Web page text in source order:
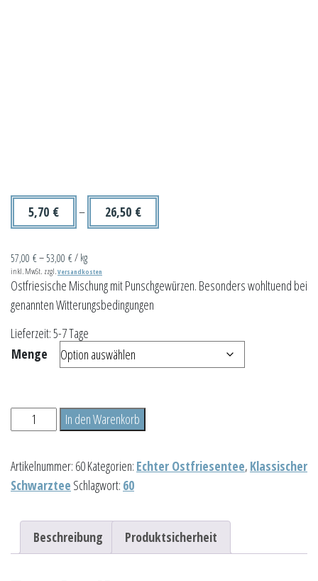
5,70 € – 26,50 €
57,00 €– 53,00 €/ kg
inkl. MwSt. zzgl. Versandkosten
Ostfriesische Mischung mit Punschgewürzen. Besonders wohltuend bei
genannten Witterungsbedingungen
Lieferzeit:5-7 Tage
Menge
Ostfriesischer
Schietwettertee
In den Warenkorb
Artikelnummer: 60Kategorien: Echter Ostfriesentee, Klassischer
Schwarztee Schlagwort: 60
Beschreibung Produktsicherheit